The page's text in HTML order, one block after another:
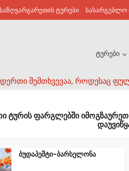
საზღვარგარეთის ტურები სასარგებლო
შემთხვევაა, როდესაც
ტურები
ᲢᲣᲠᲘᲡ ᲤᲐᲠᲒᲚᲔᲑᲨᲘ
ბუდაპეშტი-ბარსელონა